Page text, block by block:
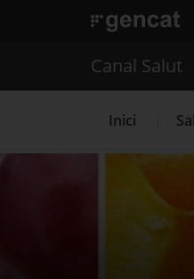
. Obre en una
Canal Salut
Inici
. Obre en una